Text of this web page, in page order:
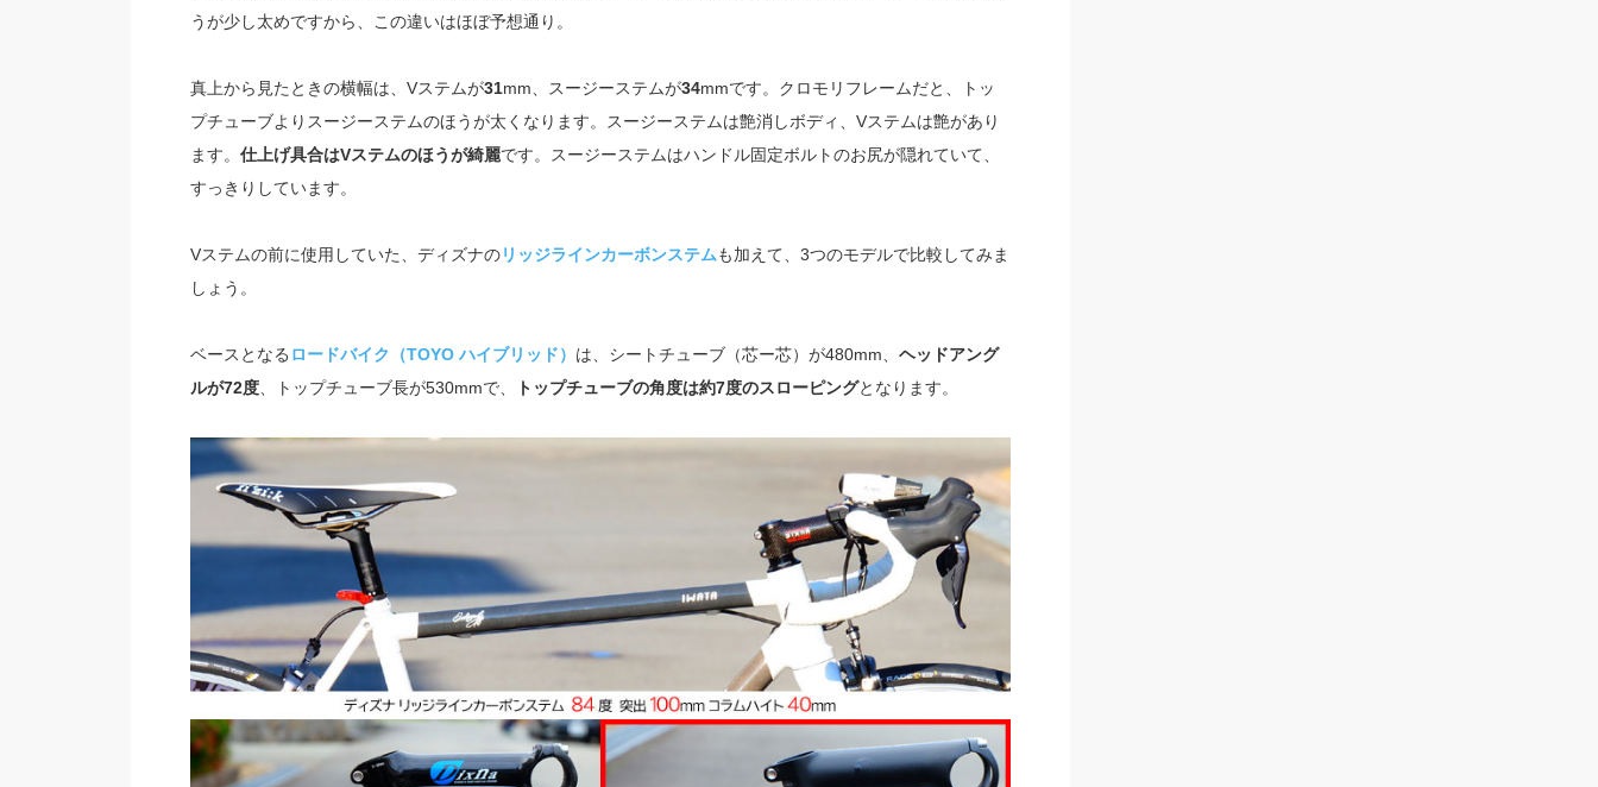
うが少し太めですから、この違いはほぼ予想通り。
真上から見たときの横幅は、Vステムが31mm、スージーステムが34mmです。クロモリフレームだと、トッ
プチューブよりスージーステムのほうが太くなります。スージーステムは艶消しボディ、Vステムは艶があり
ます。 仕上げ具合はVステムのほうが綺麗です。スージーステムはハンドル固定ボルトのお尻が隠れていて、
すっきりしています。
Vステムの前に使用していた、ディズナのリッジラインカーボンステムも加えて、3つのモデルで比較してみま
しょう。
ベースとなる ロードバイク（TOYO ハイブリッド） は、シートチューブ（芯ー芯）が480mm、 ヘッドアング
ルが72度、トップチューブ長が530mmで、 トップチューブの角度は約7度のスローピングとなります。